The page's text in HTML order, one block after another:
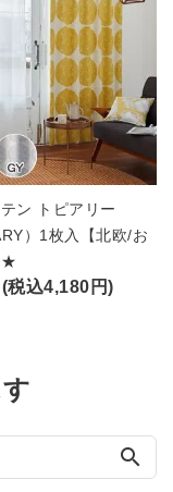
ン トピアリー
）1枚入【北欧/お
★
税込4,180円)
search